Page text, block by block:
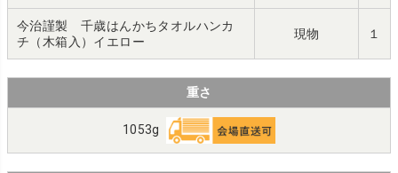
今治謹製 千歳はんかちタオルハンカ
チ（木箱入）イエロー
現物 １
重さ
1053g